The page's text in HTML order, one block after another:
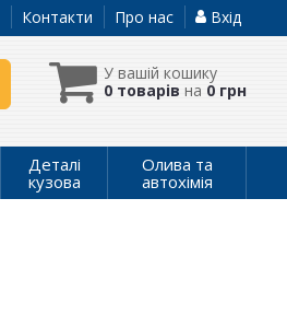
Контакти Про нас Вхід
У вашій кошику
0 товарів на 0 грн
Деталі
кузова
Олива та
автохімія